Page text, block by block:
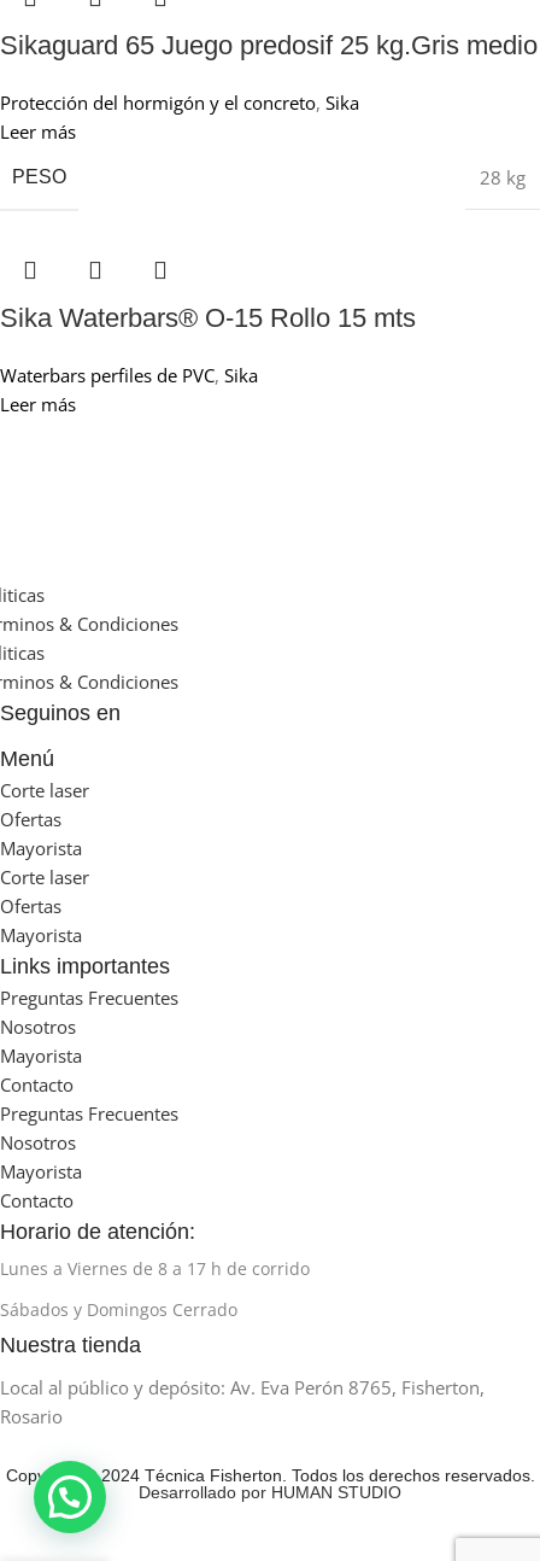
Sikaguard 65 Juego predosif 25 kg.Gris medio
Protección del hormigón y el concreto, Sika
Leer más
PESO 28 kg
Sika Waterbars® O-15 Rollo 15 mts
Waterbars perfiles de PVC, Sika
Leer más
& Condiciones
& Condiciones
Seguinos en
Menú
Corte laser
Ofertas
Mayorista
Corte laser
Ofertas
Mayorista
Links importantes
Preguntas Frecuentes
Nosotros
Mayorista
Contacto
Preguntas Frecuentes
Nosotros
Mayorista
Contacto
Horario de atención:
Lunes a Viernes de 8 a 17 h de corrido
Sábados y Domingos Cerrado
Nuestra tienda
Local al público y depósito: Av. Eva Perón 8765, Fisherton,
Rosario
Copyright © 2024 Técnica Fisherton. Todos los derechos reservados.
Desarrollado por HUMAN STUDIO